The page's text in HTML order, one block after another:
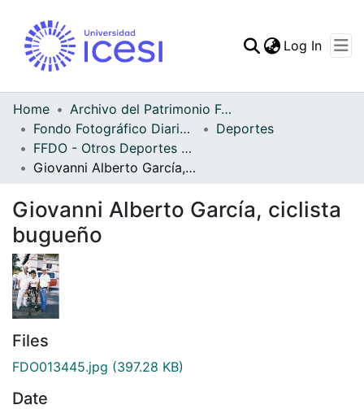
Statistics
Log In
Home
Archivo del Patrimonio Fotográfico y Fílmico del Valle del Cauca
Fondo Fotográfico Diario Occidente
Deportes
FFDO - Otros Deportes - Patrimonial
Giovanni Alberto García, ciclista bugueño
Giovanni Alberto García, ciclista
bugueño
Files
FDO013445.jpg (397.28 KB)
Date